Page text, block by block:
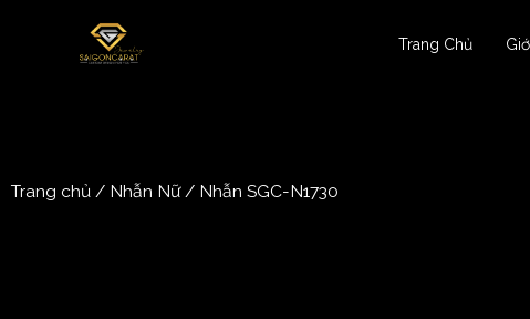
Trang Chủ
Trang chủ / Nhẫn Nữ/ Nhẫn SGC-N1730